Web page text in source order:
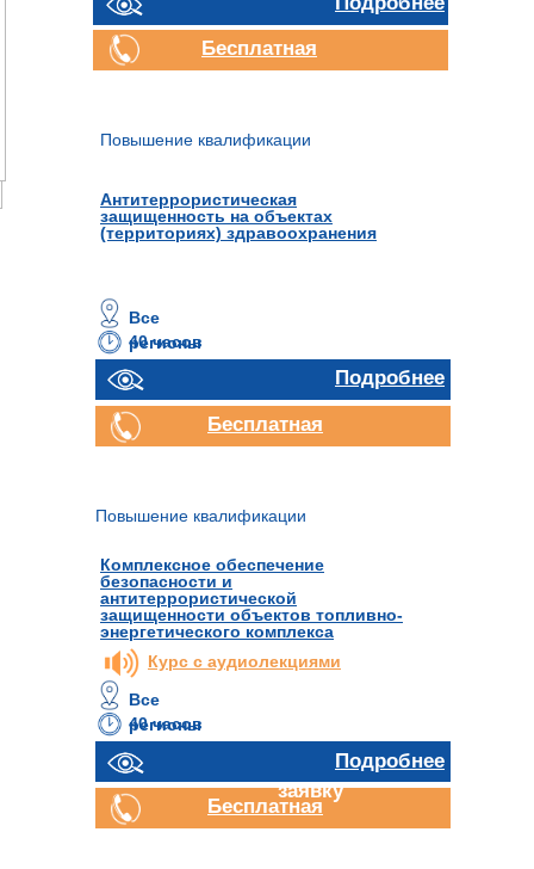
Антитеррористическая
защищенность на объектах
(территориях) здравоохранения
Бесплатная
Повышение квалификации
40 часов
Все
регионы
Подробнее
Бесплатная
Повышение квалификации
40 часов
Отправить
заявку
Все
регионы
Бесплатная
Комплексное обеспечение
безопасности и
антитеррористической
защищенности объектов топливно-
энергетического комплекса
Подробнее
Курс с аудиолекциями